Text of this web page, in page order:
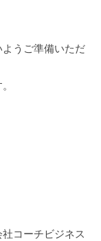
うご準備いただ
コーチビジネス